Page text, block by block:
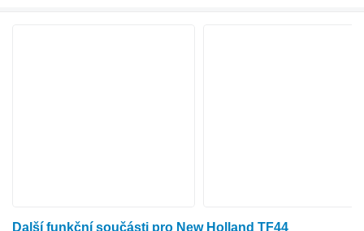
Další funkční součásti pro New Holland TF44